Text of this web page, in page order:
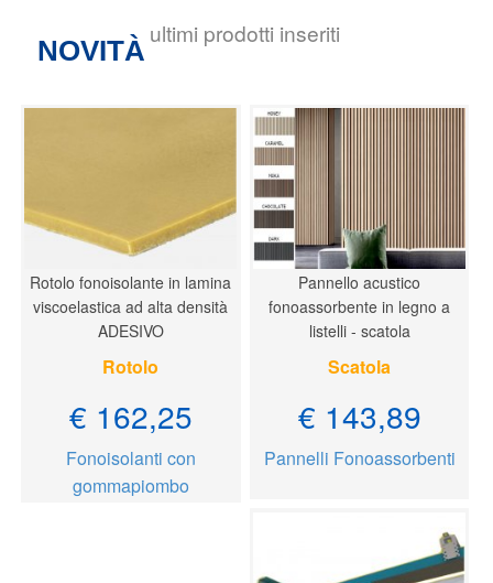
NOVITÀ
ultimi prodotti inseriti
Rotolo fonoisolante in lamina
viscoelastica ad alta densità
ADESIVO
Rotolo
€ 162,25
Fonoisolanti con
gommapiombo
Pannello acustico
fonoassorbente in legno a
listelli - scatola
Scatola
€ 143,89
Pannelli Fonoassorbenti